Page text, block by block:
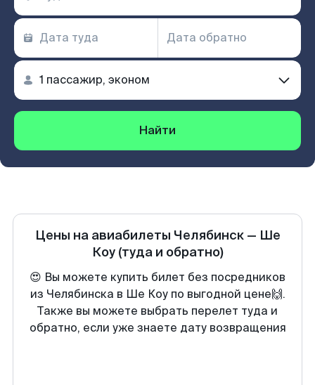
Найти
Цены на авиабилеты Челябинск— Ше
Коу (туда и обратно)
😍 Вы можете купить билет без посредников
из Челябинска в Ше Коу по выгодной цене🙌.
Также вы можете выбрать перелет туда и
обратно, если уже знаете дату возвращения